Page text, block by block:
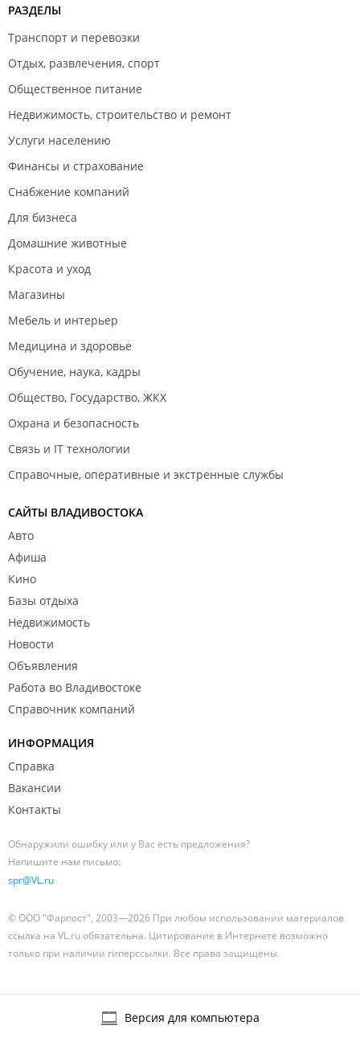
РАЗДЕЛЫ
Транспорт и перевозки
Отдых, развлечения, спорт
Общественное питание
Недвижимость, строительство и ремонт
Услуги населению
Финансы и страхование
Снабжение компаний
Для бизнеса
Домашние животные
Красота и уход
Магазины
Мебель и интерьер
Медицина и здоровье
Обучение, наука, кадры
Общество, Государство, ЖКХ
Охрана и безопасность
Связь и IT технологии
Справочные, оперативные и экстренные службы
САЙТЫ ВЛАДИВОСТОКА
Авто
Афиша
Кино
Базы отдыха
Недвижимость
Новости
Объявления
Работа во Владивостоке
Справочник компаний
ИНФОРМАЦИЯ
Справка
Вакансии
Контакты
Обнаружили ошибку или у Вас есть предложения?
Напишите нам письмо:
spr@VL.ru
© ООО "Фарпост", 2003—2026 При любом использовании материалов
ссылка на VL.ru обязательна. Цитирование в Интернете возможно
только при наличии гиперссылки. Все права защищены.
Версия для компьютера